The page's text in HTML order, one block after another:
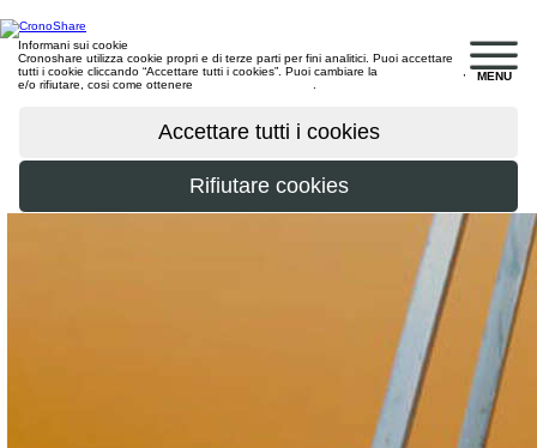
MENU
Informani sui cookie
Cronoshare utilizza cookie propri e di terze parti per fini analitici. Puoi accettare
tutti i cookie cliccando “Accettare tutti i cookies”. Puoi cambiare la
e/o rifiutare, cosi come ottenere